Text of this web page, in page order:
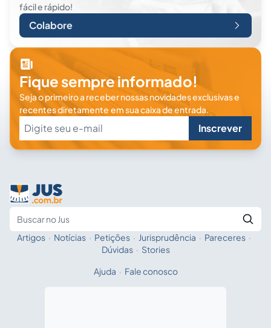
fácil e rápido!
Colabore
Fique sempre informado!
Seja o primeiro a receber nossas novidades exclusivas e
recentes diretamente em sua caixa de entrada.
Inscrever
Fale com a IA
Artigos · Notícias · Petições · Jurisprudência · Pareceres ·
Dúvidas · Stories
Ajuda · Fale conosco